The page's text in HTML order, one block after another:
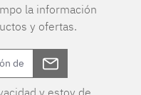
la información
y ofertas.
y estoy de